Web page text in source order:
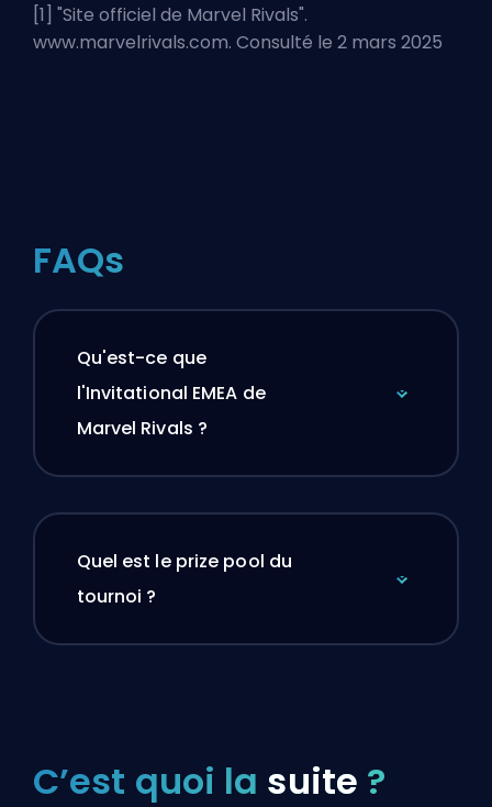
[1] "Site officiel de Marvel Rivals".
www.marvelrivals.com. Consulté le 2 mars 2025
FAQs
Qu'est-ce que
l'Invitational EMEA de
Marvel Rivals ?
Quel est le prize pool du
tournoi ?
C’est quoi la suite ?